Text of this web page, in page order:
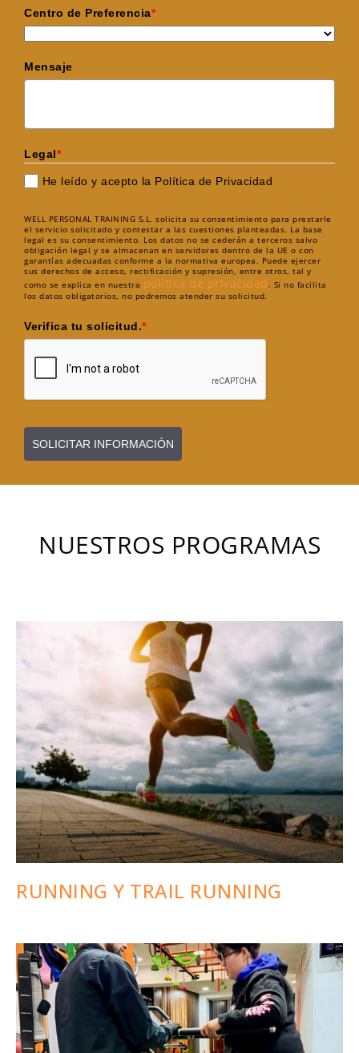
Centro de Preferencia*
Mensaje
Legal*
He leído y acepto la Política de Privacidad
WELL PERSONAL TRAINING S.L. solicita su consentimiento para prestarle
el servicio solicitado y contestar a las cuestiones planteadas. La base
legal es su consentimiento. Los datos no se cederán a terceros salvo
obligación legal y se almacenan en servidores dentro de la UE o con
garantías adecuadas conforme a la normativa europea. Puede ejercer
sus derechos de acceso, rectificación y supresión, entre otros, tal y
como se explica en nuestra política de privacidad . Si no facilita
los datos obligatorios, no podremos atender su solicitud.
Verifica tu solicitud.*
SOLICITAR INFORMACIÓN
NUESTROS PROGRAMAS
RUNNING Y TRAIL RUNNING